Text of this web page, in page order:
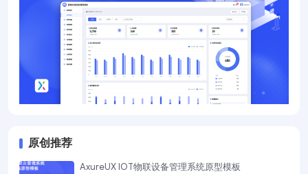
原创推荐
AxureUX IOT物联设备管理系统原型模板